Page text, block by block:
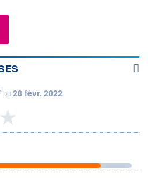
DU 28 févr. 2022